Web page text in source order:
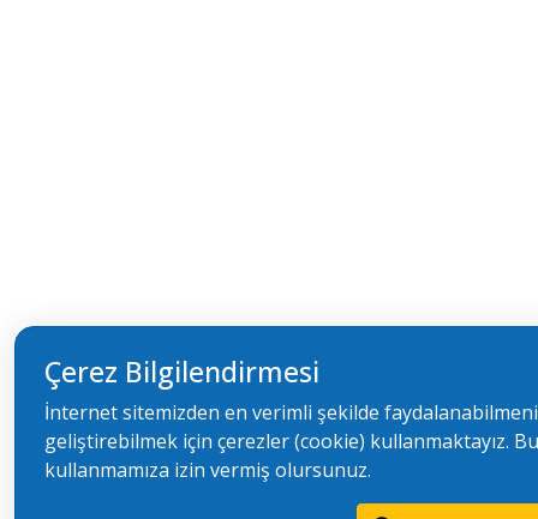
Çerez Bilgilendirmesi
İnternet sitemizden en verimli şekilde
geliştirebilmek için çerezler (cookie) kullanmaktayız.
kullanmamıza izin vermiş olursunuz.